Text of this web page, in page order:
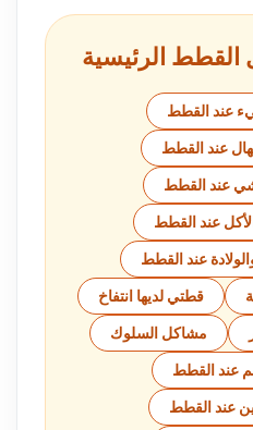
الرئيسية
عند القطط
عند القطط
عند القطط
عند القطط
عند القطط
قطتي لديها انتفاخ
مشاكل السلوك
عند القطط
عند القطط